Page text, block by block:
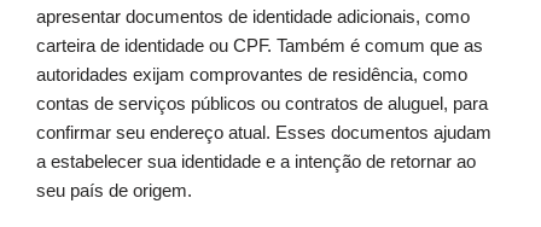
apresentar documentos de identidade adicionais, como
carteira de identidade ou CPF. Também é comum que as
autoridades exijam comprovantes de residência, como
contas de serviços públicos ou contratos de aluguel, para
confirmar seu endereço atual. Esses documentos ajudam
a estabelecer sua identidade e a intenção de retornar ao
seu país de origem.